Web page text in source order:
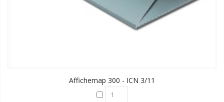
Affichemap 300 - ICN 3/11